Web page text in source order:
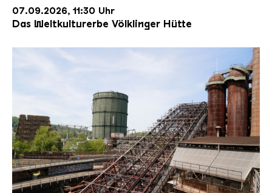
07.09.2026, 11:30 Uhr
Das Weltkulturerbe Völklinger Hütte